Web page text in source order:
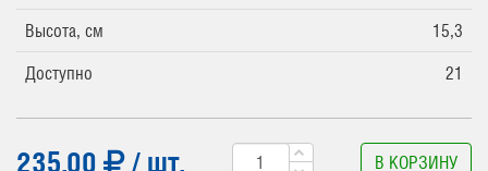
Высота, см
15,3
Доступно
21
235.00 / шт. В КОРЗИНУ